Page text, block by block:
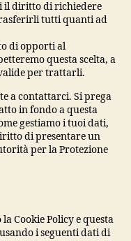
il diritto di richiedere
tutti quanti ad
di opporti al
questa scelta, a
per trattarli.
a contattarci. Si prega
in fondo a questa
gestiamo i tuoi dati,
di presentare un
per la Protezione
Cookie Policy e questa
i seguenti dati di